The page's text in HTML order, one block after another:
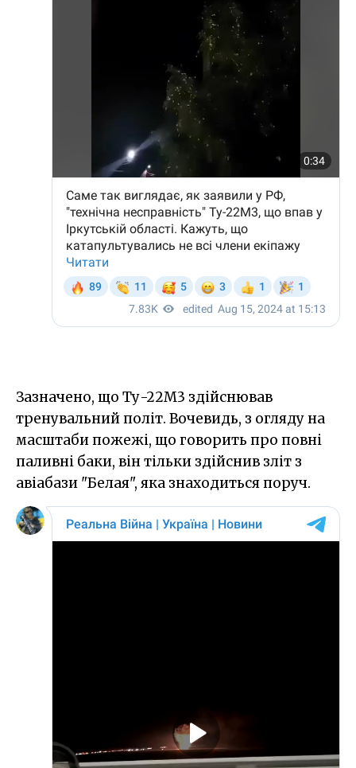
Зазначено, що Ту-22М3 здійснював
тренувальний політ. Вочевидь, з огляду на
масштаби пожежі, що говорить про повні
паливні баки, він тільки здійснив зліт з
авіабази "Белая", яка знаходиться поруч.